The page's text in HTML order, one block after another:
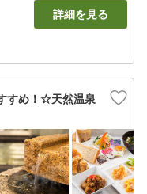
詳細を見る
すめ！☆天然温泉